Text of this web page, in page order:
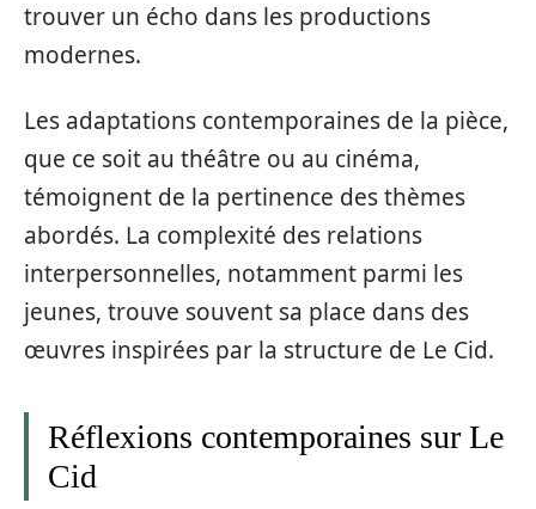
trouver un écho dans les productions
modernes.
Les adaptations contemporaines de la pièce,
que ce soit au théâtre ou au cinéma,
témoignent de la pertinence des thèmes
abordés. La complexité des relations
interpersonnelles, notamment parmi les
jeunes, trouve souvent sa place dans des
œuvres inspirées par la structure de Le Cid.
Réflexions contemporaines sur Le
Cid